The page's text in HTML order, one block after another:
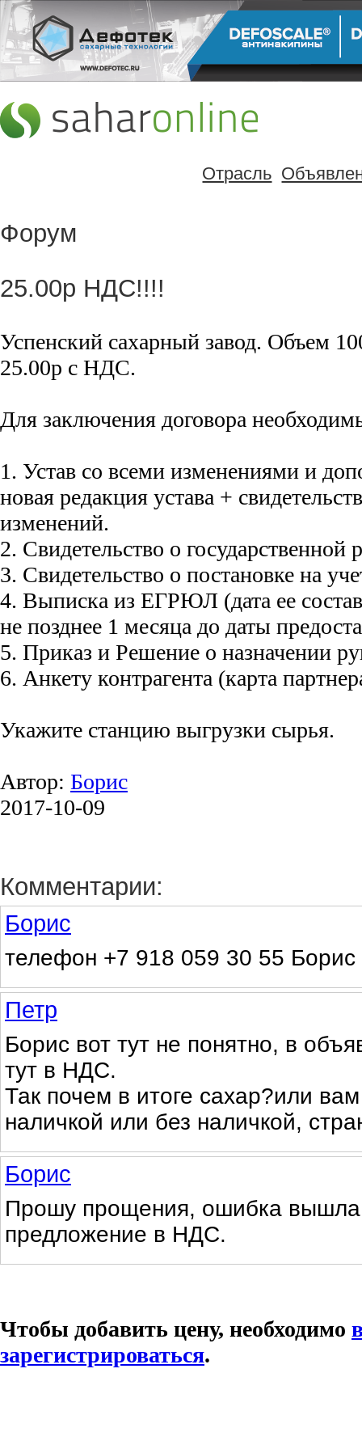
Отрасль
Форум
25.00р НДС!!!!
Успенский сахарный завод. Объем
25.00р с НДС.
Для заключения договора
1. Устав со всеми изменениями и
новая редакция устава +
изменений.
2. Свидетельство о государственной
3. Свидетельство о постановке на
4. Выписка из ЕГРЮЛ (дата ее
не позднее 1 месяца до даты
5. Приказ и Решение о назначении
6. Анкету контрагента (карта
Укажите станцию выгрузки сырья.
Автор: Борис
2017-10-09
Комментарии:
Борис
телефон +7 918 059 30 55 Борис
Петр
Борис вот тут не понятно, в
тут в НДС.
Так почем в итоге сахар?или
наличкой или без наличкой,
Борис
Прошу прощения, ошибка
предложение в НДС.
Чтобы добавить цену, необходимо
зарегистрироваться.